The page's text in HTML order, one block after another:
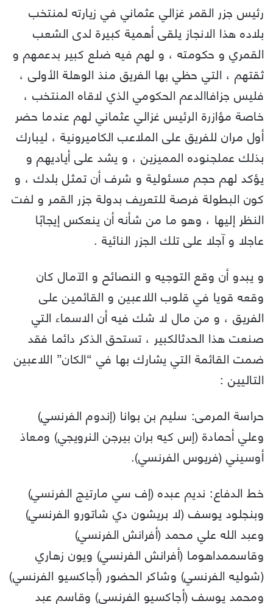
رئيس جزر القمر غزالي عثماني في زيارته لمنتخب
بلاده هذا الانجاز يلقى أهمية كبيرة لدى الشعب
القمري و حكومته ، و لهم فيه ضلع كبير بدعمهم و
ثقتهم ، التي حظي بها الفريق منذ الوهلة الأولى ،
فليس جزافاالدعم الحكومي الذي لاقاه المنتخب ،
خاصة مؤازرة الرئيس غزالي عثماني لهم عندما حضر
أول مران للفريق على الملاعب الكاميرونية ، ليبارك
بذلك عملجنوده المميزين ، و يشد على أياديهم و
يؤكد لهم حجم مسئولية و شرف أن تمثل بلدك ، و
كون البطولة فرصة للتعريف بدولة جزر القمر و لفت
النظر إليها ، وهو ما من شأنه أن ينعكس إيجابًا
عاجلا و آجلا على تلك الجزر النائية .
و يبدو أن وقع التوجيه و النصائح و الآمال كان
وقعه قويا في قلوب اللاعبين و القائمين على
الفريق ، و من مال لا شك فيه أن الاسماء التي
صنعت هذا الحدثالكبير ، تستحق الذكر دائما فقد
ضمت القائمة التي يشارك بها في “الكان” اللاعبين
التاليين :
حراسة المرمى: سليم بن بوانا (إندوم الفرنسي)
وعلي أحمادة (إس كيه بران بيرجن النرويجي) ومعاذ
أوسيني (فريوس الفرنسي).
خط الدفاع: نديم عبده (إف سي مارتيج الفرنسي)
وبنجلود يوسف (لا بريشون دي شاتورو الفرنسي)
وعبد الله علي محمد (أفرانش الفرنسي)
وقاسممداهوما (أفرانش الفرنسي) ويون زهاري
(شوليه الفرنسي) وشاكر الحضور (أجاكسيو الفرنسي)
ومحمد يوسف (أجاكسيو الفرنسي) وقاسم عبد